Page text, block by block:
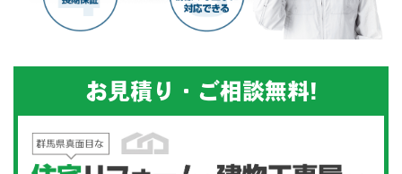
お見積り・ご相談無料!